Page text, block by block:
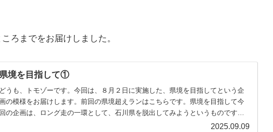
ろまでをお届けしました。
県境を目指して①
どうも、トモゾーです。今回は、８月２日に実施した、県境を目指してという企
の模様をお届けします。前回の県境超えランはこちらです。県境を目指して今
回の企画は、ロング走の一環として、石川県を脱出してみようというものです。
2025.09.09